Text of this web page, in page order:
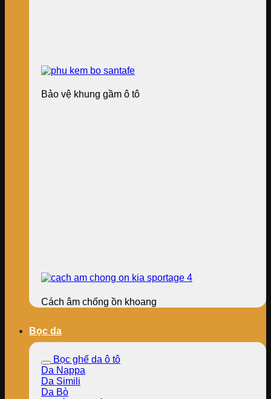
Bảo vệ khung gầm ô tô
Cách âm chống ồn khoang
Bọc da
Bọc ghế da ô tô
Da Nappa
Da Simili
Da Bò